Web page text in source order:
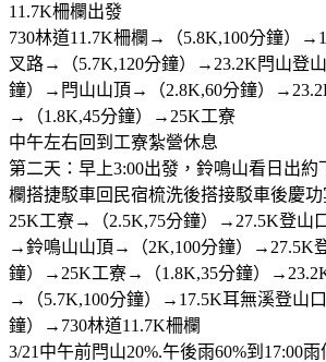
11.7K柵欄出發
730林道11.7K柵欄→（5.8K,100分鐘）
叉路→（5.7K,120分鐘）→23.2K閂山登
鐘）→閂山山頂→（2.8K,60分鐘）
→（1.8K,45分鐘）→25K工寮
中午左右回到工寮紮營休息
第二天：早上3:00出發，鈴鳴山看日出約
欄搭捷駁車回民宿梳洗後搭接駁車後慶
25K工寮→（2.5K,75分鐘）→27.5K登山
→鈴鳴山山頂→（2K,100分鐘）→27.5K
鐘）→25K工寮→（1.8K,35分鐘）
→（5.7K,100分鐘）→17.5K耳無溪登山
鐘）→730林道11.7K柵欄
3/21中午前閂山20%.午後雨60%到17:00雨